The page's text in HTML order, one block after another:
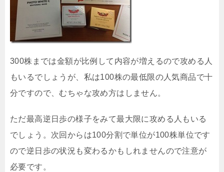
300株までは金額が比例して内容が増えるので攻める人
もいるでしょうが、私は100株の最低限の人気商品で十
分ですので、むちゃな攻め方はしません。
ただ最高逆日歩の様子をみて最大限に攻める人もいる
でしょう。次回からは100分割で単位が100株単位です
ので逆日歩の状況も変わるかもしれませんので注意が
必要です。